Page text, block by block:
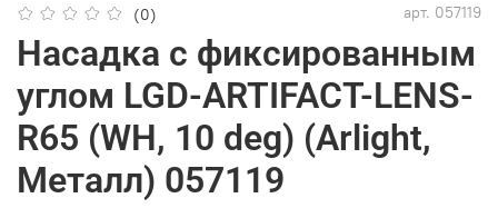
(0) арт. 057119
Насадка с фиксированным
углом LGD-ARTIFACT-LENS-
R65 (WH, 10 deg) (Arlight,
Металл) 057119